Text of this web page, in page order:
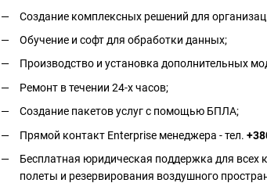
Создание комплексных решений для
Обучение и софт для обработки данных;
Производство и установка дополнительных
Ремонт в течении 24-х часов;
Создание пакетов услуг с помощью БПЛА;
Прямой контакт Enterprise менеджера - тел.
Бесплатная юридическая поддержка для всех
полеты и резервирования воздушного